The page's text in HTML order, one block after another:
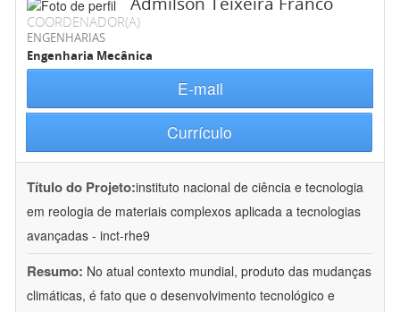
COORDENADOR(A)
ENGENHARIAS
Engenharia Mecânica
E-mail
Currículo
Título do Projeto:instituto nacional de ciência e tecnologia
em reologia de materiais complexos aplicada a tecnologias
avançadas - inct-rhe9
Resumo: No atual contexto mundial, produto das mudanças
climáticas, é fato que o desenvolvimento tecnológico e